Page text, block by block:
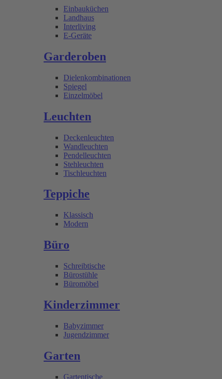
Einbauküchen
Landhaus
Interliving
E-Geräte
Garderoben
Dielenkombinationen
Spiegel
Einzelmöbel
Leuchten
Deckenleuchten
Wandleuchten
Pendelleuchten
Stehleuchten
Tischleuchten
Teppiche
Klassisch
Modern
Büro
Schreibtische
Bürostühle
Büromöbel
Kinderzimmer
Babyzimmer
Jugendzimmer
Garten
Gartentische